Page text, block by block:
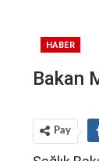
HABER
Bakan
Pay